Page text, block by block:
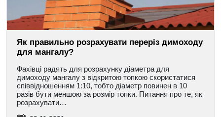
Як правильно розрахувати переріз димоходу
для мангалу?
Фахівці радять для розрахунку діаметра для
димоходу мангалу з відкритою топкою скористатися
співвідношенням 1:10, тобто діаметр повинен в 10
разів бути меншою за розмір топки. Питання про те, як
розрахувати…